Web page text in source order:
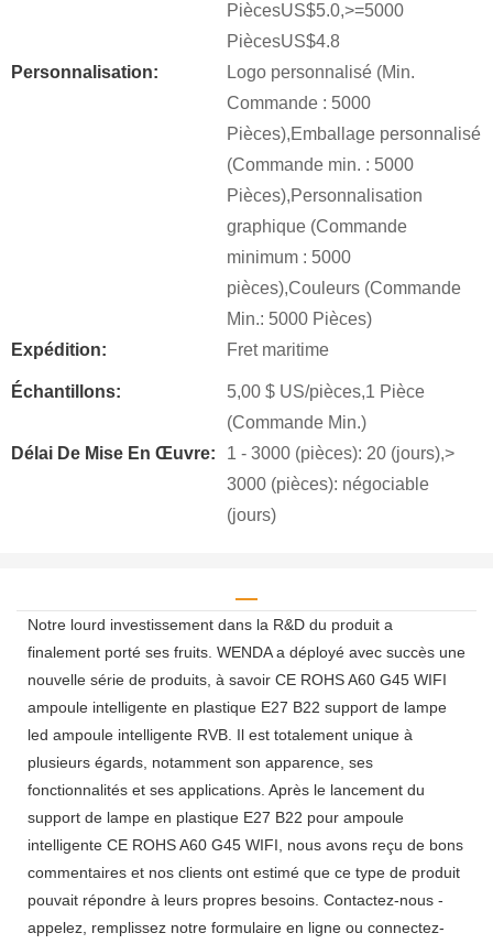
PiècesUS$5.0,>=5000
PiècesUS$4.8
Personnalisation:
Logo personnalisé (Min.
Commande : 5000
Pièces),Emballage personnalisé
(Commande min. : 5000
Pièces),Personnalisation
graphique (Commande
minimum : 5000
pièces),Couleurs (Commande
Min.: 5000 Pièces)
Expédition:
Fret maritime
Échantillons:
5,00 $ US/pièces,1 Pièce
(Commande Min.)
Délai De Mise En Œuvre:
1 - 3000 (pièces): 20 (jours),>
3000 (pièces): négociable
(jours)
Notre lourd investissement dans la R&D du produit a
finalement porté ses fruits. WENDA a déployé avec succès une
nouvelle série de produits, à savoir CE ROHS A60 G45 WIFI
ampoule intelligente en plastique E27 B22 support de lampe
led ampoule intelligente RVB. Il est totalement unique à
plusieurs égards, notamment son apparence, ses
fonctionnalités et ses applications. Après le lancement du
support de lampe en plastique E27 B22 pour ampoule
intelligente CE ROHS A60 G45 WIFI, nous avons reçu de bons
commentaires et nos clients ont estimé que ce type de produit
pouvait répondre à leurs propres besoins. Contactez-nous -
appelez, remplissez notre formulaire en ligne ou connectez-